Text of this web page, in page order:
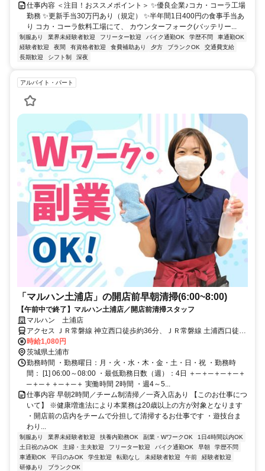
仕事内容 ＜注目！おススメポイント＞ ✨優良企業♪コカ・コーラ工場
勤務 ✨更新手当30万円あり（規定） ✨半年間1日400円の食事手当あ
り コカ・コーラ飲料工場にて、 カウンターフォーク(バッテリー...
制服あり 業界未経験者歓迎 フリーター歓迎 バイク通勤OK 学歴不問
車通勤OK
経験者歓迎
夜間 有資格者歓迎 食費補助あり 夕方 ブランクOK
交通費支給
長期歓迎
シフト制 深夜
アルバイト・パート
「マルハン土浦店」の開店前早朝清掃(6:00~8:00)
【午前中で終了】マルハン土浦店／開店前清掃スタッフ
マルハン 土浦店
アクセス ＪＲ常磐線 神立西口徒歩約36分、ＪＲ常磐線 土浦西口徒歩
約59分 神立駅から車で8分（バイク・車通勤OK）
時給1,080円
茨城県土浦市
勤務時間 ・勤務曜日：月・火・水・木・金・土・日・祝 ・勤務時
間： [1] 06:00～08:00 ・最低勤務日数（週）：4日 ＋─＋─＋─＋─＋
─＋─＋＋─＋─＋ 実働時間 2時間 ・週4～5...
仕事内容 早朝2時間／チーム制清掃／一斉入店あり 【このお仕事につ
いて】 ※健康増進法により本業務は20歳以上の方が対象となります
・開店前の店内をチームで分担して清掃するお仕事です ・遊技台ま
わり...
制服あり 業界未経験者歓迎 扶養内勤務OK 副業・WワークOK
1日4時間以内OK
土日祝のみOK
主婦・主夫歓迎 フリーター歓迎 バイク通勤OK 早朝
学歴不問
車通勤OK
平日のみOK 学生歓迎 転勤なし 未経験者歓迎 午前
経験者歓迎
研修あり
ブランクOK